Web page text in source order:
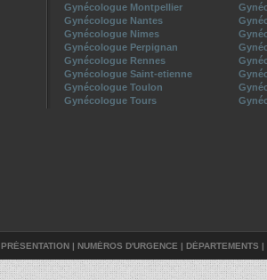
Gynécologue Montpellier
Gynécologue Nantes
Gynécologue Nimes
Gynécologue Perpignan
Gynécologue Rennes
Gynécologue Saint-etienne
Gynécologue Toulon
Gynécologue Tours
PRÉSENTATION | NUMÉROS D'URGENCE | DÉPARTEMENTS |